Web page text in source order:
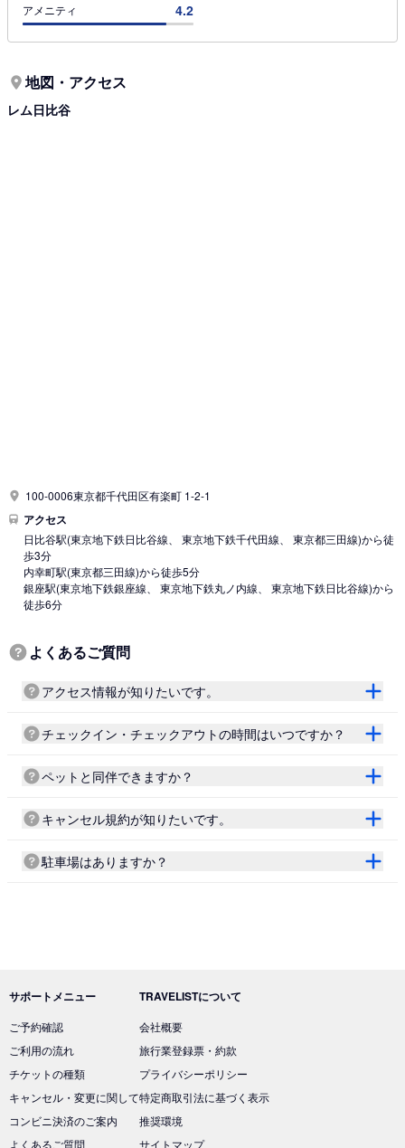
アメニティ 4.2
地図・アクセス
レム日比谷
100-0006東京都千代田区有楽町 1-2-1
アクセス
日比谷駅(東京地下鉄日比谷線、 東京地下鉄千代田線、 東京都三田線)から徒
歩3分
内幸町駅(東京都三田線)から徒歩5分
銀座駅(東京地下鉄銀座線、 東京地下鉄丸ノ内線、 東京地下鉄日比谷線)から
徒歩6分
よくあるご質問
アクセス情報が知りたいです。
チェックイン・チェックアウトの時間はいつですか？
ペットと同伴できますか？
キャンセル規約が知りたいです。
駐車場はありますか？
サポートメニュー
ご予約確認
ご利用の流れ
チケットの種類
キャンセル・変更に関して
コンビニ決済のご案内
よくあるご質問
TRAVELISTについて
会社概要
旅行業登録票・約款
プライバシーポリシー
特定商取引法に基づく表示
推奨環境
サイトマップ